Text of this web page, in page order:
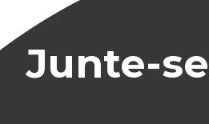
Junte-